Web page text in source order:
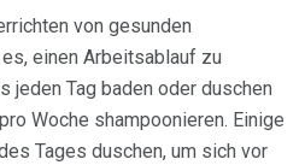
von gesunden
einen Arbeitsablauf zu
jeden Tag baden oder duschen
Woche shampoonieren. Einige
Tages duschen, um sich vor